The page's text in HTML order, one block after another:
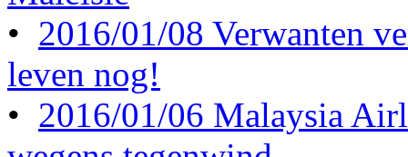
• 2016/01/08 Verwanten
leven nog!
• 2016/01/06 Malaysia